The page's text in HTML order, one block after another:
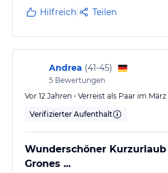
Dusche. Es fehlte an nichts! Es gibt
Der Juniorchef steht der Küche
Handwerk ausgezeichnet,…
Hilfreich Teilen
Andrea (41-45)
5 Bewertungen
Vor 12 Jahren • Verreist als Paar im März
Verifizierter Aufenthalt
Wunderschöner
Grones ...